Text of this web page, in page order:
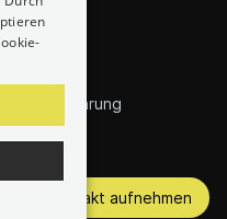
Kontakt aufnehmen